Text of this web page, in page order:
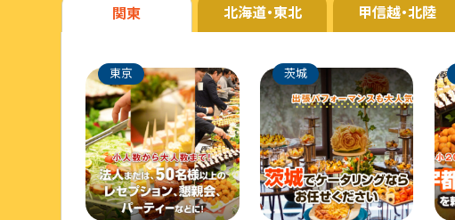
関東
東京 茨城
北海道・東北 甲信越・北陸